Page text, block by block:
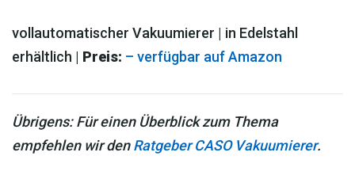
vollautomatischer Vakuumierer | in Edelstahl
erhältlich | Preis: – verfügbar auf Amazon
Übrigens: Für einen Überblick zum Thema
empfehlen wir denRatgeber CASO Vakuumierer.